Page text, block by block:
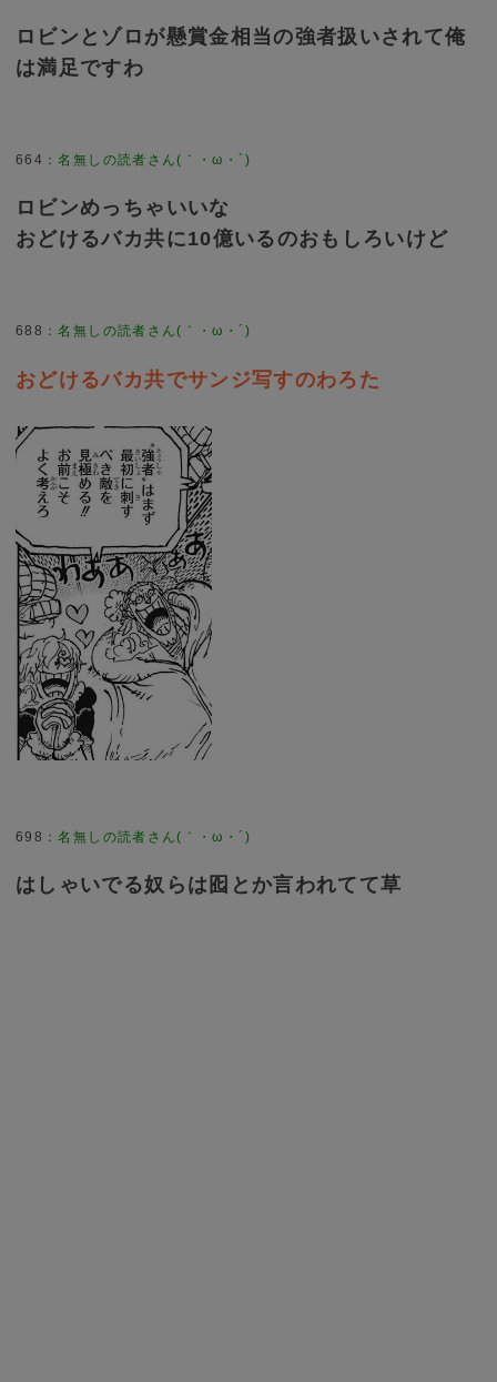
ロビンとゾロが懸賞金相当の強者扱いされて俺
は満足ですわ
664 ：名無しの読者さん(｀・ω・´)
ロビンめっちゃいいな
おどけるバカ共に10億いるのおもしろいけど
688 ：名無しの読者さん(｀・ω・´)
おどけるバカ共でサンジ写すのわろた
698 ：名無しの読者さん(｀・ω・´)
はしゃいでる奴らは囮とか言われてて草